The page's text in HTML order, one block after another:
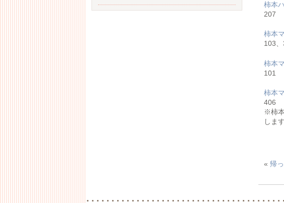
柿本
207
柿本
103
柿本
101
柿本
406
※柿
します
« 帰